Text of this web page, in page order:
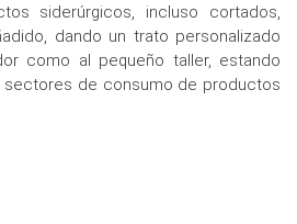
siderúrgicos, incluso cortados,
dando un trato personalizado
como al pequeño taller, estando
de consumo de productos